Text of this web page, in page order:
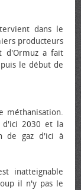
dans le
producteurs
d'Ormuz a fait
le début de
méthanisation.
d'ici 2030 et la
de gaz d'ici à
inatteignable
il n'y pas le